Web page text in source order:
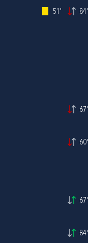
51' 84'
67'
60'
67'
84'